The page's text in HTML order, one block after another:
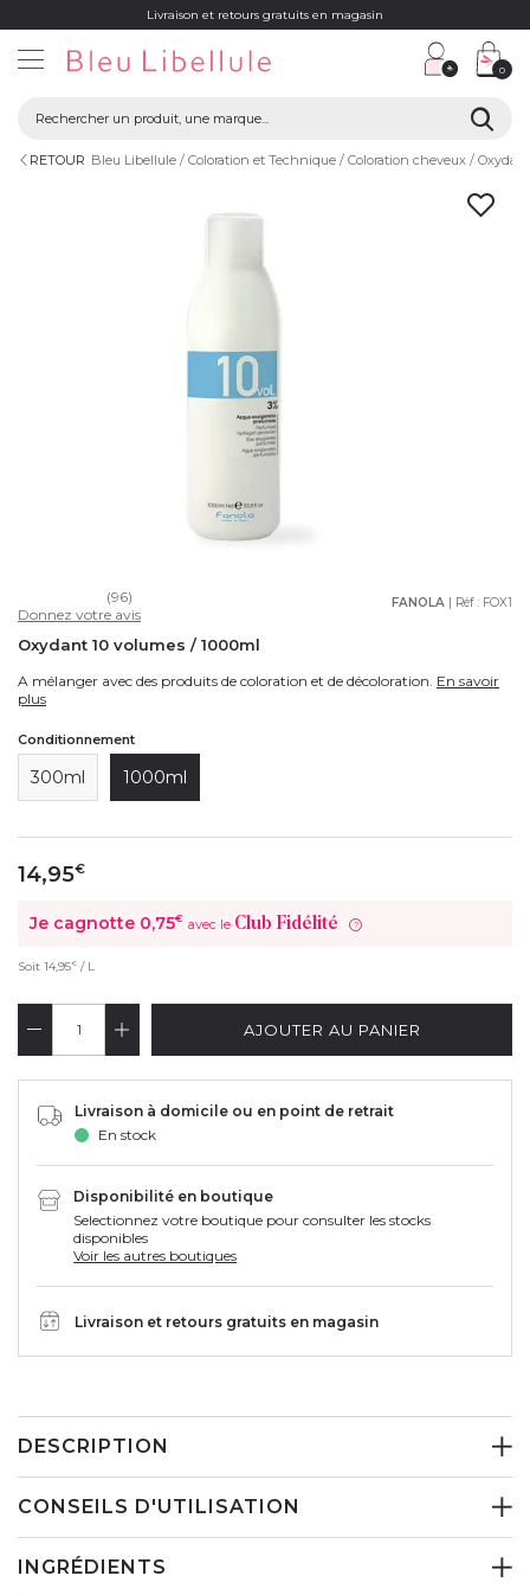
Livraison et retours gratuits en magasin
0
RETOUR Bleu Libellule Coloration et Technique Coloration cheveux
FANOLA | Réf : FOX1
(96)
Donnez votre avis
Oxydant 10 volumes / 1000ml
A mélanger avec des produits de coloration et de décoloration. En savoir
plus
Conditionnement
300ml 1000ml
14,95€
Je cagnotte 0,75€ avec le Club Fidélité ?
Soit 14,95€ / L
AJOUTER AU PANIER
Livraison à domicile ou en point de retrait
En stock
Disponibilité en boutique
Selectionnez votre boutique pour consulter les stocks
disponibles
Voir les autres boutiques
Livraison et retours gratuits en magasin
DESCRIPTION
CONSEILS D'UTILISATION
INGRÉDIENTS